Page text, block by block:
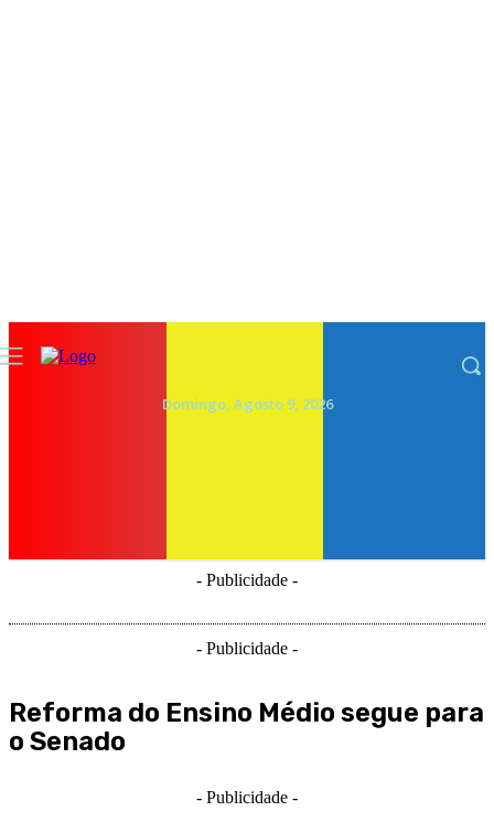
Domingo, Agosto 9, 2026
- Publicidade -
- Publicidade -
Reforma do Ensino Médio segue para
o Senado
- Publicidade -